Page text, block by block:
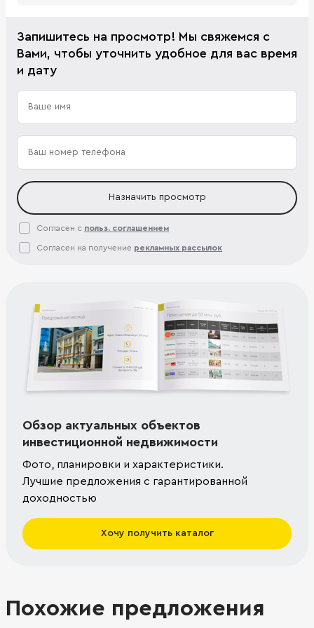
Запишитесь на просмотр! Мы свяжемся с
Вами, чтобы уточнить удобное для вас время
и дату
Назначить просмотр
Согласен с польз. соглашением
Согласен на получение рекламных рассылок
Обзор актуальных объектов
инвестиционной недвижимости
Фото, планировки и характеристики.
Лучшие предложения с гарантированной
доходностью
Хочу получить каталог
Похожие предложения